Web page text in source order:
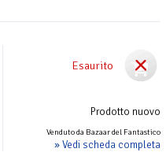
Esaurito
Prodotto nuovo
Venduto da Bazaar del Fantastico
» Vedi scheda completa